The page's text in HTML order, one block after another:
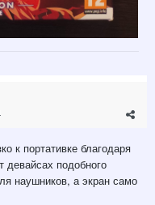
к портативке благодаря
девайсах подобного
наушников, а экран само